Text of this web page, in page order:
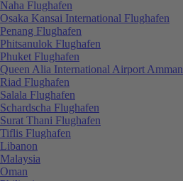
Naha Flughafen
Osaka Kansai International Flughafen
Penang Flughafen
Phitsanulok Flughafen
Phuket Flughafen
Queen Alia International Airport Amman
Riad Flughafen
Salala Flughafen
Schardscha Flughafen
Surat Thani Flughafen
Tiflis Flughafen
Libanon
Malaysia
Oman